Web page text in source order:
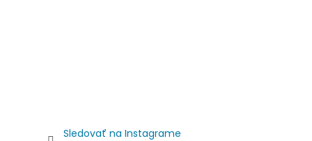
Sledovať na Instagrame